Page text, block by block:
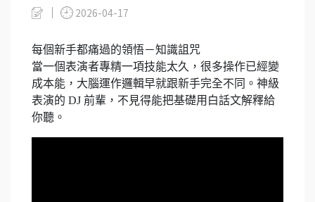
2026-04-17
每個新手都痛過的領悟－知識詛咒
當一個表演者專精一項技能太久，很多操作已經變
成本能，大腦運作邏輯早就跟新手完全不同。神級
表演的 DJ 前輩，不見得能把基礎用白話文解釋給
你聽。